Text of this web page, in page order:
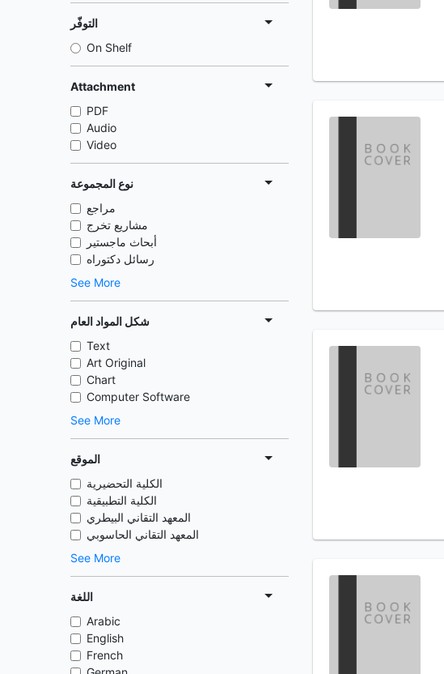
التوفّر
On Shelf
Attachment
PDF
Audio
Video
نوع المجموعة
مراجع
مشاريع تخرج
أبحاث ماجستير
رسائل دكتوراه
See More
شكل المواد العام
Text
Art Original
Chart
Computer Software
See More
الموقع
الكلية التحضيرية
الكلية التطبيقية
المعهد التقاني البيطري
المعهد التقاني الحاسوبي
See More
اللغة
Arabic
English
French